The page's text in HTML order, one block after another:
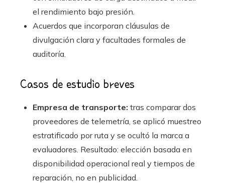
el rendimiento bajo presión.
Acuerdos que incorporan cláusulas de
divulgación clara y facultades formales de
auditoría.
Casos de estudio breves
Empresa de transporte: tras comparar dos
proveedores de telemetría, se aplicó muestreo
estratificado por ruta y se ocultó la marca a
evaluadores. Resultado: elección basada en
disponibilidad operacional real y tiempos de
reparación, no en publicidad.